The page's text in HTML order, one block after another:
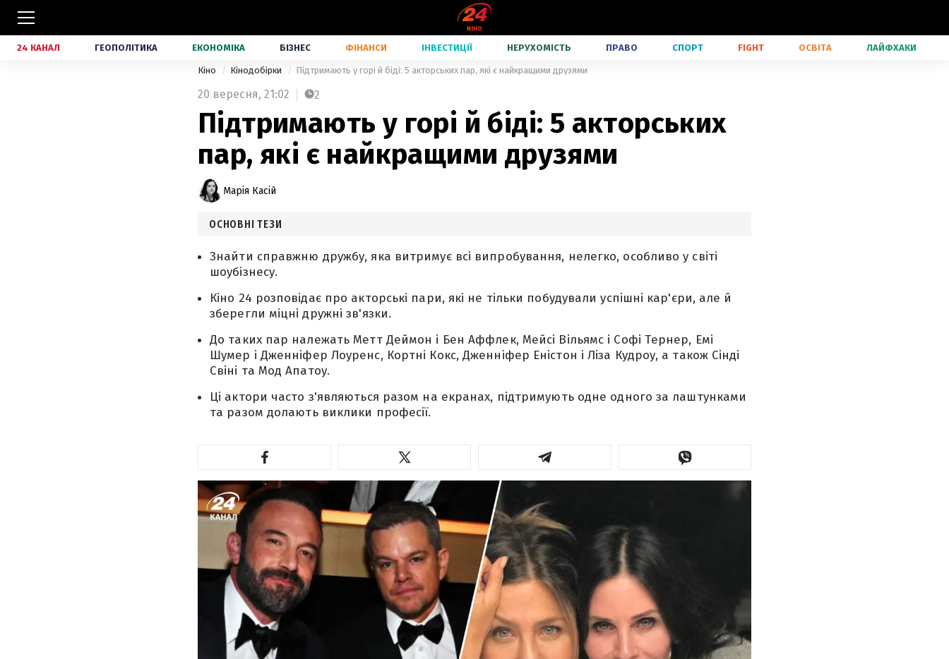
24 КАНАЛ ГЕОПОЛІТИКА ЕКОНОМІКА БІЗНЕС ФІНАНСИ ІНВЕСТИЦІЇ НЕРУХОМІСТЬ ПРАВО СПОРТ FIGHT ОСВІТА ЛАЙФХАКИ
Кіно Кінодобірки Підтримають у горі й біді: 5 акторських пар, які є найкращими друзями
20 вересня, 21:02 2
Підтримають у горі й біді: 5 акторських
пар, які є найкращими друзями
Марія Касій
ОСНОВНІ ТЕЗИ
Знайти справжню дружбу, яка витримує всі випробування, нелегко, особливо у світі
шоубізнесу.
Кіно 24 розповідає про акторські пари, які не тільки побудували успішні кар'єри, але й
зберегли міцні дружні зв'язки.
До таких пар належать Метт Деймон і Бен Аффлек, Мейсі Вільямс і Софі Тернер, Емі
Шумер і Дженніфер Лоуренс, Кортні Кокс, Дженніфер Еністон і Ліза Кудроу, а також Сінді
Свіні та Мод Апатоу.
Ці актори часто з'являються разом на екранах, підтримують одне одного за лаштунками
та разом долають виклики професії.